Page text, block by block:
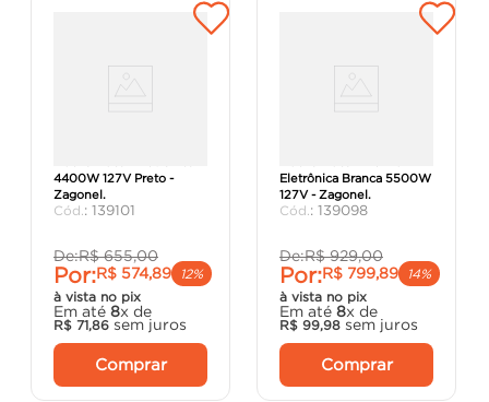
4400W 127V Preto -
Zagonel.
: 139101
De:R$ 655,00
Por:R$ 574,89
12%
à vista no pix
Em até 8x de
R$ 71,86 sem juros
Comprar
Eletrônica Branca 5500W
127V - Zagonel.
: 139098
De:R$ 929,00
Por:R$ 799,89
14%
à vista no pix
Em até 8x de
R$ 99,98 sem juros
Comprar